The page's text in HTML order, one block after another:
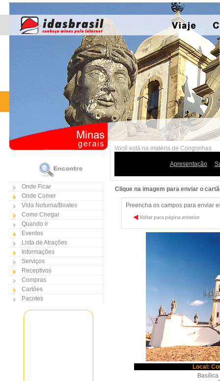
Onde Ficar
Onde Comer
Vida Noturna/Boates
Como Chegar
Quando ir
Eventos
Lista de Atrações
Informações
Serviços
Receptivos
Compras
Cartões
Pacotes
Você está na matéria de Congonhas
Apresentação
Clique na imagem para enviar o
Preencha os campos para enviar
Local: